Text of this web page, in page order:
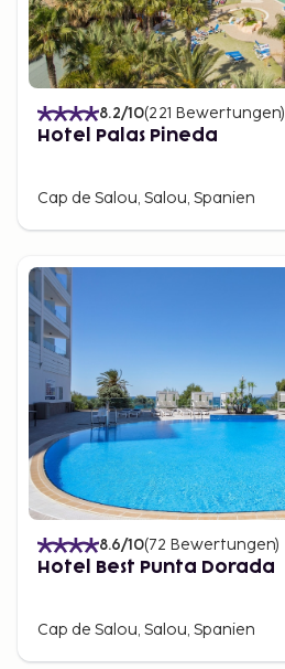
8.2/10(221 Bewertungen)
Hotel Palas Pineda
Cap de Salou, Salou, Spanien
8.6/10(72 Bewertungen)
Hotel Best Punta Dorada
Cap de Salou, Salou, Spanien